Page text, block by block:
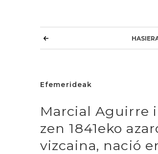
Efemerideak
Marcial Aguirre
zen 1841eko
vizcaina, nació